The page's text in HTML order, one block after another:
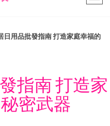
日用品批發指南 打造家庭幸福的
指南 打造家
密武器